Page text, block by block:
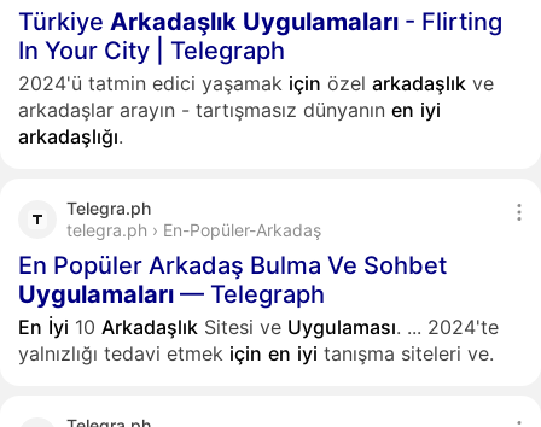
Türkiye Arkadaşlık Uygulamaları - Flirting
In Your City | Telegraph
2024'ü tatmin edici yaşamak için özel arkadaşlık ve
arkadaşlar arayın - tartışmasız dünyanın en iyi
arkadaşlığı.
Telegra.ph
telegra.ph › En-Popüler-Arkadaş
En Popüler Arkadaş Bulma Ve Sohbet
Uygulamaları — Telegraph
En İyi 10 Arkadaşlık Sitesi ve Uygulaması. ... 2024'te
yalnızlığı tedavi etmek için en iyi tanışma siteleri ve.